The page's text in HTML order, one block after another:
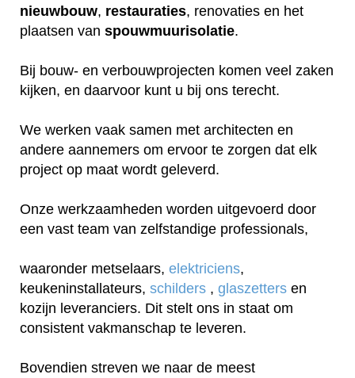
nieuwbouw, restauraties, renovaties en het
plaatsen van spouwmuurisolatie.
Bij bouw- en verbouwprojecten komen veel zaken
kijken, en daarvoor kunt u bij ons terecht.
We werken vaak samen met architecten en
andere aannemers om ervoor te zorgen dat elk
project op maat wordt geleverd.
Onze werkzaamheden worden uitgevoerd door
een vast team van zelfstandige professionals,
waaronder metselaars, elektriciens,
keukeninstallateurs, schilders , glaszetters en
kozijn leveranciers. Dit stelt ons in staat om
consistent vakmanschap te leveren.
Bovendien streven we naar de meest